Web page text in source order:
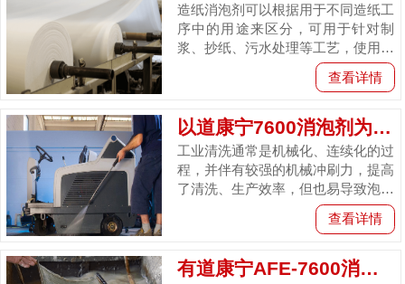
造纸消泡剂可以根据用于不同造纸工
序中的用途来区分，可用于针对制
浆、抄纸、污水处理等工艺，使用消
泡剂能有效控制纸浆、泡沫溢流和提
高抄纸质量，在不同的工艺中对于消
查看详情
以道康宁7600消泡剂为例解析工业清洗如何...
工业清洗通常是机械化、连续化的过
程，并伴有较强的机械冲刷力，提高
了清洗、生产效率，但也易导致泡沫
的产生；工业清洗中使用工业清洗
剂，其含有多种表面活性剂，伴随机
查看详情
有道康宁AFE-7600消泡剂再多的制浆造...